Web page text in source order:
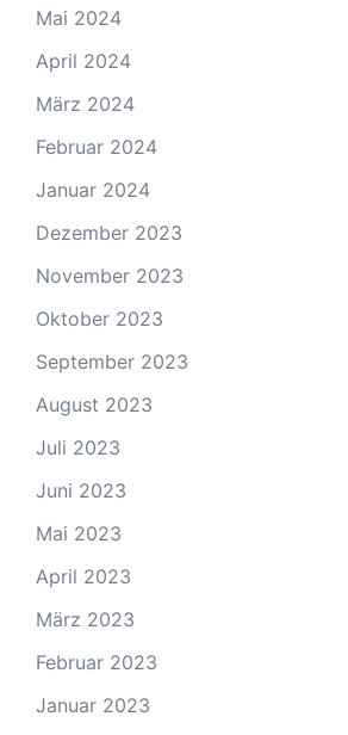
Mai 2024
April 2024
März 2024
Februar 2024
Januar 2024
Dezember 2023
November 2023
Oktober 2023
September 2023
August 2023
Juli 2023
Juni 2023
Mai 2023
April 2023
März 2023
Februar 2023
Januar 2023